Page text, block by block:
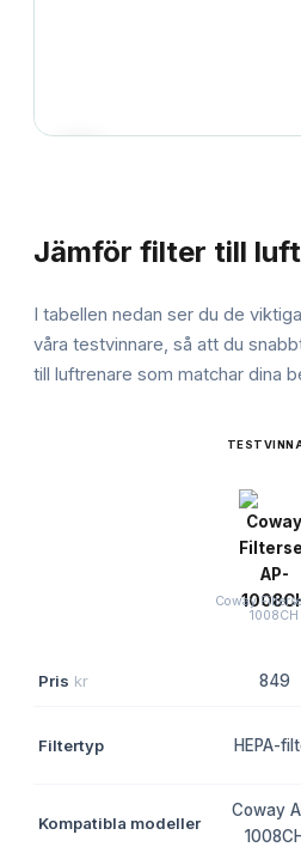
Jämför filter till
I tabellen nedan ser du de
våra testvinnare, så att du
till luftrenare som matchar dina
Coway
1008CH
Pris kr 849
Filtertyp HEPA-
Kompatibla modeller
Coway
1008CH